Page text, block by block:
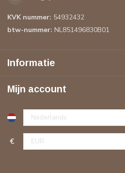
KVK nummer: 54932432
btw-nummer: NL851496830B01
Informatie
Mijn account
€